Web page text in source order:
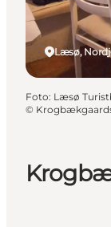
Für
Læsø,
Foto: Læsø
©